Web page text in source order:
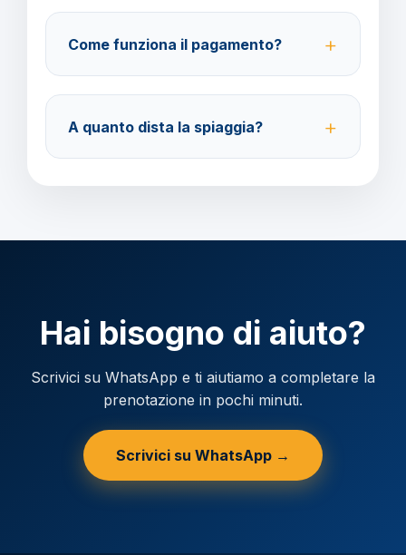
Costo della modifica 70 euro a pratica.
Come funziona il pagamento?
Acconto del 40%, saldo 30 giorni prima della
partenza.
A quanto dista la spiaggia?
spiagge di Ibiza, facilmente raggiungibili a piedi o
Hai bisogno di aiuto?
Scrivici su WhatsApp e ti aiutiamo a completare la
prenotazione in pochi minuti.
Scrivici su WhatsApp →